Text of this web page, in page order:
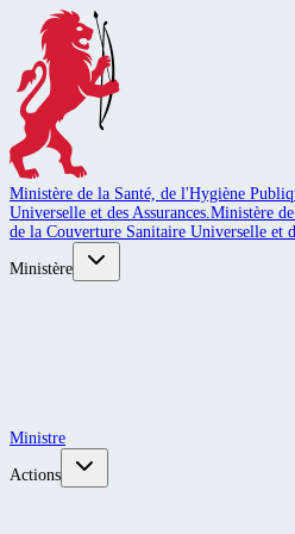
Ministère de la Santé, de l'Hygiène
Universelle et des Assurances.Ministère
de la Couverture Sanitaire Universelle et
Ministère
Ministre
Actions